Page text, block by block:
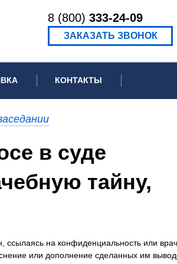
8 (800) 333-24-09
ЗАКАЗАТЬ ЗВОНОК
письмо для суда
рецензии
КОНТАКТЫ
в суде
тайну,
ссылаясь на конфиденциальность или
или дополнение сделанных им